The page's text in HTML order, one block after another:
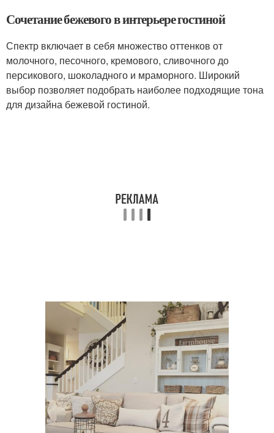
Сочетание бежевого в интерьере гостиной
Спектр включает в себя множество оттенков от
молочного, песочного, кремового, сливочного до
персикового, шоколадного и мраморного. Широкий
выбор позволяет подобрать наиболее подходящие тона
для дизайна бежевой гостиной.